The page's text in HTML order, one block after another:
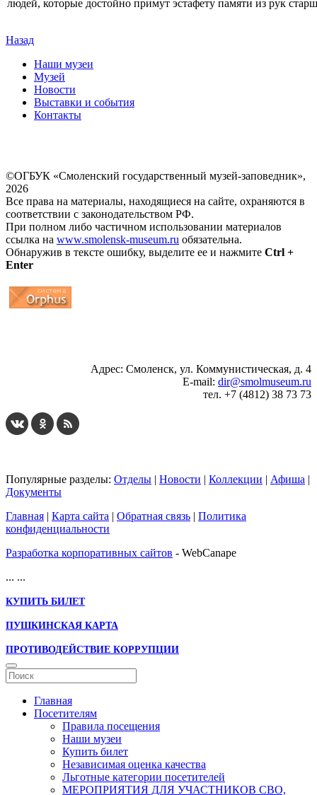
людей, которые достойно примут эстафету памяти из рук
Назад
Наши музеи
Музей
Новости
Выставки и события
Контакты
©ОГБУК «Смоленский государственный музей-заповедник»,
2026
Все права на материалы, находящиеся на сайте, охраняются в
соответствии с законодательством РФ.
При полном либо частичном использовании материалов
ссылка на www.smolensk-museum.ru обязательна.
Обнаружив в тексте ошибку, выделите ее и нажмите Ctrl +
Enter
Адрес: Смоленск, ул. Коммунистическая, д. 4
E-mail: dir@smolmuseum.ru
тел. +7 (4812) 38 73 73
Популярные разделы: Отделы | Новости | Коллекции | Афиша |
Документы
Главная | Карта сайта | Обратная связь | Политика
конфиденциальности
Разработка корпоративных сайтов - WebCanape
... ...
КУПИТЬ БИЛЕТ
ПУШКИНСКАЯ КАРТА
ПРОТИВОДЕЙСТВИЕ КОРРУПЦИИ
Главная
Посетителям
Правила посещения
Наши музеи
Купить билет
Независимая оценка качества
Льготные категории посетителей
МЕРОПРИЯТИЯ ДЛЯ УЧАСТНИКОВ СВО,